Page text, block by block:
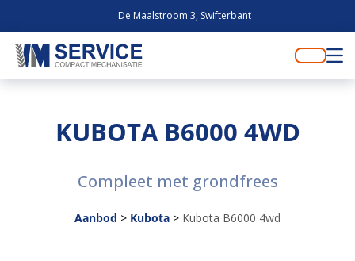
De Maalstroom 3, Swifterbant
KUBOTA B6000 4WD
Compleet met grondfrees
Aanbod > Kubota > Kubota B6000 4wd